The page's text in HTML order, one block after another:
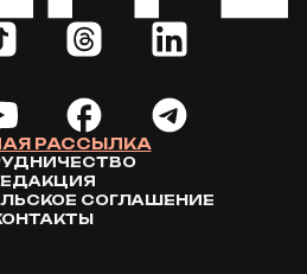
РАССЫЛКА
СОГЛАШЕНИЕ